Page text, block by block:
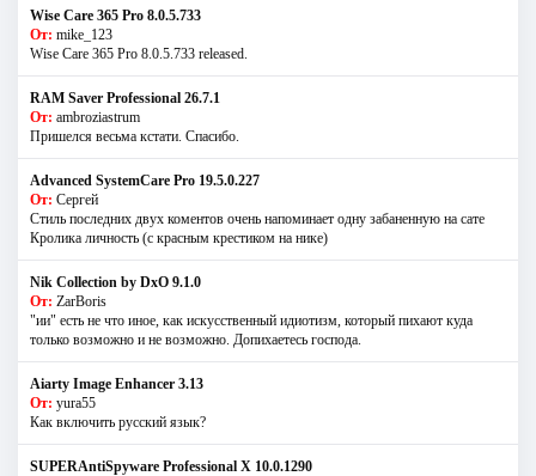
Wise Care 365 Pro 8.0.5.733
От: mike_123
Wise Care 365 Pro 8.0.5.733 released.
RAM Saver Professional 26.7.1
От: ambroziastrum
Пришелся весьма кстати. Спасибо.
Advanced SystemCare Pro 19.5.0.227
От: Сергей
Стиль последних двух коментов очень напоминает одну забаненную на сате
Кролика личность (с красным крестиком на нике)
Nik Collection by DxO 9.1.0
От: ZarBoris
"ии" есть не что иное, как искусственный идиотизм, который пихают куда
только возможно и не возможно. Допихаетесь господа.
Aiarty Image Enhancer 3.13
От: yura55
Как включить русский язык?
SUPERAntiSpyware Professional X 10.0.1290